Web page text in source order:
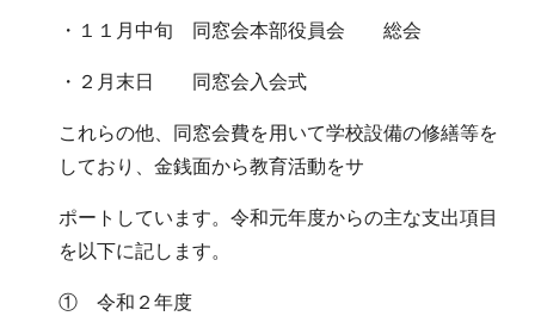
・１１月中旬 同窓会本部役員会 総会
・２月末日 同窓会入会式
これらの他、同窓会費を用いて学校設備の修繕等を
しており、金銭面から教育活動をサ
ポートしています。令和元年度からの主な支出項目
を以下に記します。
① 令和２年度